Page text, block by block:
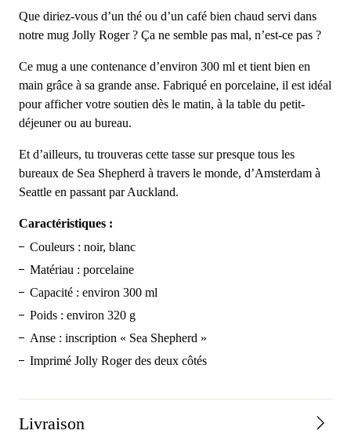
Que diriez-vous d’un thé ou d’un café bien chaud servi dans
notre mug Jolly Roger ? Ça ne semble pas mal, n’est-ce pas ?
Ce mug a une contenance d’environ 300 ml et tient bien en
main grâce à sa grande anse. Fabriqué en porcelaine, il est idéal
pour afficher votre soutien dès le matin, à la table du petit-
déjeuner ou au bureau.
Et d’ailleurs, tu trouveras cette tasse sur presque tous les
bureaux de Sea Shepherd à travers le monde, d’Amsterdam à
Seattle en passant par Auckland.
Caractéristiques :
Couleurs : noir, blanc
Matériau : porcelaine
Capacité : environ 300 ml
Poids : environ 320 g
Anse : inscription « Sea Shepherd »
Imprimé Jolly Roger des deux côtés
Livraison